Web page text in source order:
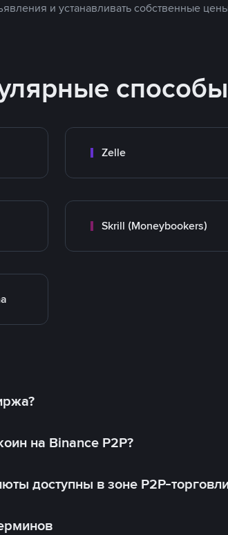
и устанавливать собственные
Zelle
Skrill (Moneybookers)
на Binance P2P?
доступны в зоне P2P-